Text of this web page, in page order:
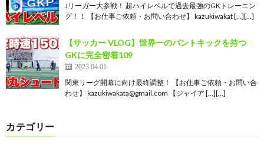
Jリーガー大参戦！ 超ハイレベルで過去最強のGKトレーニン
グ！！ 【お仕事ご依頼・お問い合わせ】 kazukiwakat […][…]
【サッカー VLOG】世界一のパントキックを持つ
GKに完全密着109
2023.04.01
関東リーグ開幕に向け最終調整！ 【お仕事ご依頼・お問い合
わせ】 kazukiwakata@gmail.com 【ジャイア […][…]
カテゴリー